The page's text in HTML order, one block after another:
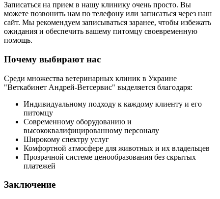
Записаться на прием в нашу клинику очень просто. Вы
можете позвонить нам по телефону или записаться через наш
сайт. Мы рекомендуем записываться заранее, чтобы избежать
ожидания и обеспечить вашему питомцу своевременную
помощь.
Почему выбирают нас
Среди множества ветеринарных клиник в Украине
"Веткабинет Андрей-Ветсервис" выделяется благодаря:
Индивидуальному подходу к каждому клиенту и его
питомцу
Современному оборудованию и
высококвалифицированному персоналу
Широкому спектру услуг
Комфортной атмосфере для животных и их владельцев
Прозрачной системе ценообразования без скрытых
платежей
Заключение